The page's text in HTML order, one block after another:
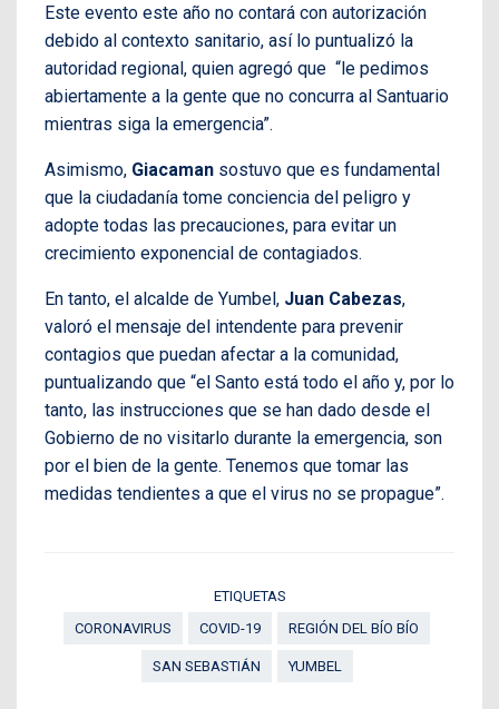
Este evento este año no contará con autorización
debido al contexto sanitario, así lo puntualizó la
autoridad regional, quien agregó que “le pedimos
abiertamente a la gente que no concurra al Santuario
mientras siga la emergencia”.
Asimismo, Giacaman sostuvo que es fundamental
que la ciudadanía tome conciencia del peligro y
adopte todas las precauciones, para evitar un
crecimiento exponencial de contagiados.
En tanto, el alcalde de Yumbel, Juan Cabezas,
valoró el mensaje del intendente para prevenir
contagios que puedan afectar a la comunidad,
puntualizando que “el Santo está todo el año y, por lo
tanto, las instrucciones que se han dado desde el
Gobierno de no visitarlo durante la emergencia, son
por el bien de la gente. Tenemos que tomar las
medidas tendientes a que el virus no se propague”.
ETIQUETAS
CORONAVIRUS
COVID-19 REGIÓN DEL BÍO BÍO
SAN SEBASTIÁN YUMBEL